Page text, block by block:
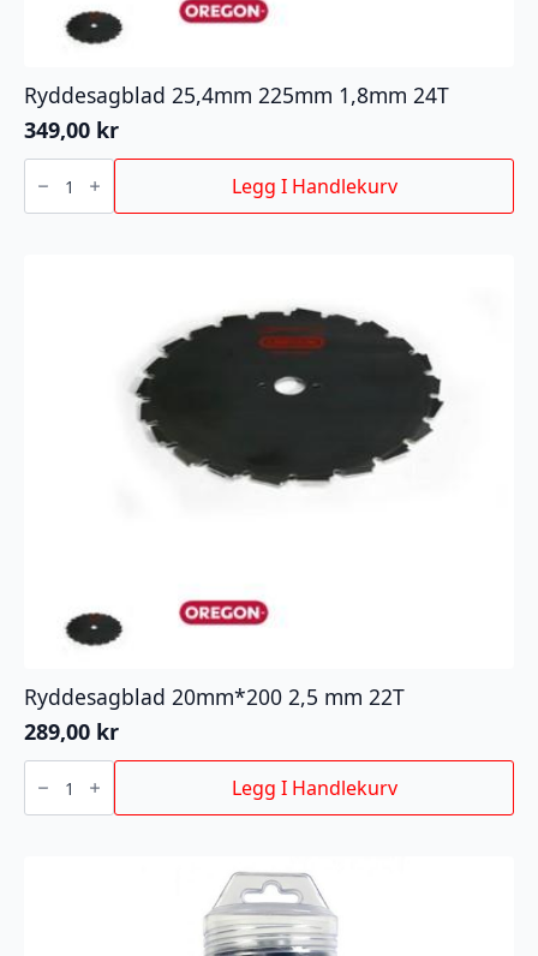
Ryddesagblad 25,4mm 225mm 1,8mm 24T
349,00 kr
Ryddesagblad
25,4mm
225mm
1,8mm
Legg I Handlekurv
Ryddesagblad 20mm*200 2,5 mm 22T
289,00 kr
Ryddesagblad
20mm*200
mm
Legg I Handlekurv